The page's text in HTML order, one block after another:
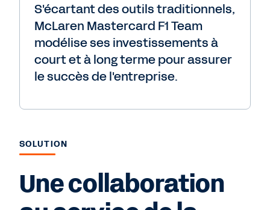
S'écartant des outils traditionnels,
McLaren Mastercard F1 Team
modélise ses investissements à
court et à long terme pour assurer
le succès de l'entreprise.
SOLUTION
Une collaboration